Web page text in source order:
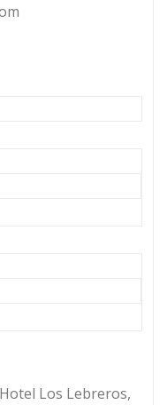
Los Lebreros,